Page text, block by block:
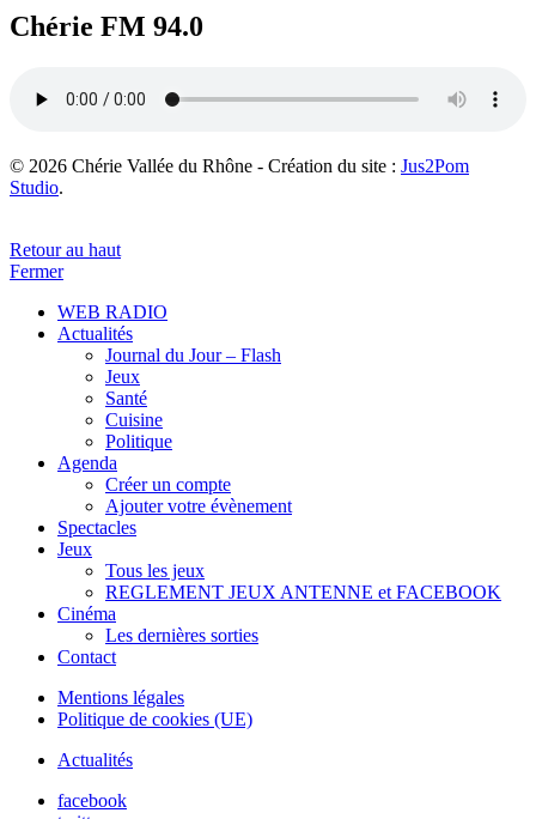
Chérie FM 94.0
© 2026 Chérie Vallée du Rhône - Création du site : Jus2Pom
Studio.
Retour au haut
Fermer
WEB RADIO
Actualités
Journal du Jour – Flash
Jeux
Santé
Cuisine
Politique
Agenda
Créer un compte
Ajouter votre évènement
Spectacles
Jeux
Tous les jeux
REGLEMENT JEUX ANTENNE et FACEBOOK
Cinéma
Les dernières sorties
Contact
Mentions légales
Politique de cookies (UE)
Actualités
facebook